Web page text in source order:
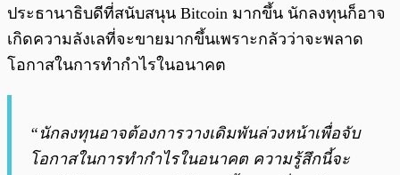
ประธานาธิบดีที่สนับสนุน Bitcoin มากขึ้น นักลงทุนก็อาจ
เกิดความลังเลที่จะขายมากขึ้นเพราะกลัวว่าจะพลาด
โอกาสในการทำกำไรในอนาคต
“นักลงทุนอาจต้องการวางเดิมพันล่วงหน้าเพื่อจับ
โอกาสในการทำกำไรในอนาคต ความรู้สึกนี้จะ